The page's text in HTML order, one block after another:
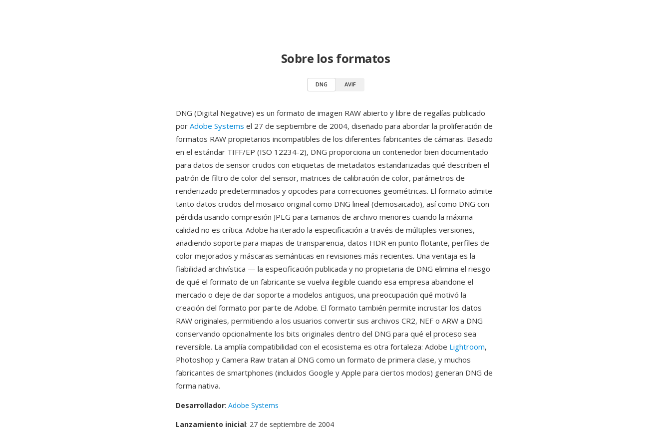
Sobre los formatos
DNG AVIF
DNG (Digital Negative) es un formato de imagen RAW abierto y libre de regalías publicado
por Adobe Systems el 27 de septiembre de 2004, diseñado para abordar la proliferación de
formatos RAW propietarios incompatibles de los diferentes fabricantes de cámaras. Basado
en el estándar TIFF/EP (ISO 12234-2), DNG proporciona un contenedor bien documentado
para datos de sensor crudos con etiquetas de metadatos estandarizadas qué describen el
patrón de filtro de color del sensor, matrices de calibración de color, parámetros de
renderizado predeterminados y opcodes para correcciones geométricas. El formato admite
tanto datos crudos del mosaico original como DNG lineal (demosaicado), así como DNG con
pérdida usando compresión JPEG para tamaños de archivo menores cuando la máxima
calidad no es crítica. Adobe ha iterado la especificación a través de múltiples versiones,
añadiendo soporte para mapas de transparencia, datos HDR en punto flotante, perfiles de
color mejorados y máscaras semánticas en revisiones más recientes. Una ventaja es la
fiabilidad archivística — la especificación publicada y no propietaria de DNG elimina el riesgo
de qué el formato de un fabricante se vuelva ilegible cuando esa empresa abandone el
mercado o deje de dar soporte a modelos antiguos, una preocupación qué motivó la
creación del formato por parte de Adobe. El formato también permite incrustar los datos
RAW originales, permitiendo a los usuarios convertir sus archivos CR2, NEF o ARW a DNG
conservando opcionalmente los bits originales dentro del DNG para qué el proceso sea
reversible. La amplía compatibilidad con el ecosistema es otra fortaleza: Adobe Lightroom,
Photoshop y Camera Raw tratan al DNG como un formato de primera clase, y muchos
fabricantes de smartphones (incluidos Google y Apple para ciertos modos) generan DNG de
forma nativa.
Desarrollador: Adobe Systems
Lanzamiento inicial: 27 de septiembre de 2004